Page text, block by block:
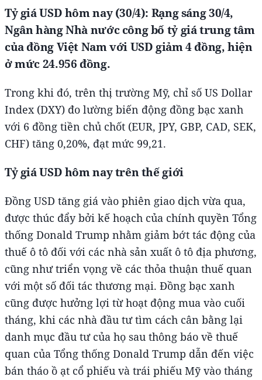
Tỷ giá USD hôm nay (30/4): Rạng sáng 30/4,
Ngân hàng Nhà nước công bố tỷ giá trung tâm
của đồng Việt Nam với USD giảm 4 đồng, hiện
ở mức 24.956 đồng.
Trong khi đó, trên thị trường Mỹ, chỉ số US Dollar
Index (DXY) đo lường biến động đồng bạc xanh
với 6 đồng tiền chủ chốt (EUR, JPY, GBP, CAD, SEK,
CHF) tăng 0,20%, đạt mức 99,21.
Tỷ giá USD hôm nay trên thế giới
Đồng USD tăng giá vào phiên giao dịch vừa qua,
được thúc đẩy bởi kế hoạch của chính quyền Tổng
thống Donald Trump nhằm giảm bớt tác động của
thuế ô tô đối với các nhà sản xuất ô tô địa phương,
cũng như triển vọng về các thỏa thuận thuế quan
với một số đối tác thương mại. Đồng bạc xanh
cũng được hưởng lợi từ hoạt động mua vào cuối
tháng, khi các nhà đầu tư tìm cách cân bằng lại
danh mục đầu tư của họ sau thông báo về thuế
quan của Tổng thống Donald Trump dẫn đến việc
bán tháo ồ ạt cổ phiếu và trái phiếu Mỹ vào tháng